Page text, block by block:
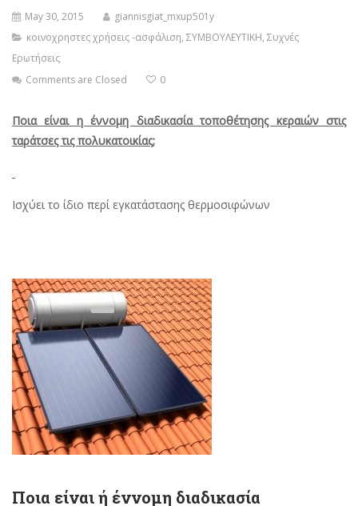
May 30, 2015
giannisgiat_mxup501y
κοινοχρηστες χρήσεις -ασφάλιση, ΣΥΜΒΟΥΛΕΥΤΙΚΗ, Συχνές
Ερωτήσεις
Comments are Closed
0
Ποια είναι η έννομη διαδικασία τοποθέτησης κεραιών στις
ταράτσες τις πολυκατοικίας;
Ισχύει το ίδιο περί εγκατάστασης θερμοσιφώνων
Ποια είναι ή έννομη διαδικασία